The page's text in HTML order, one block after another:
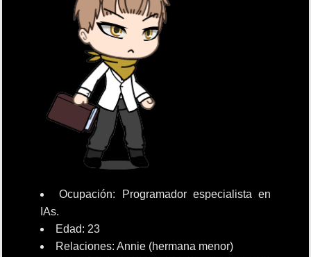
Ocupación: Programador especialista en
IAs.
Edad: 23
Relaciones: Annie (hermana menor)